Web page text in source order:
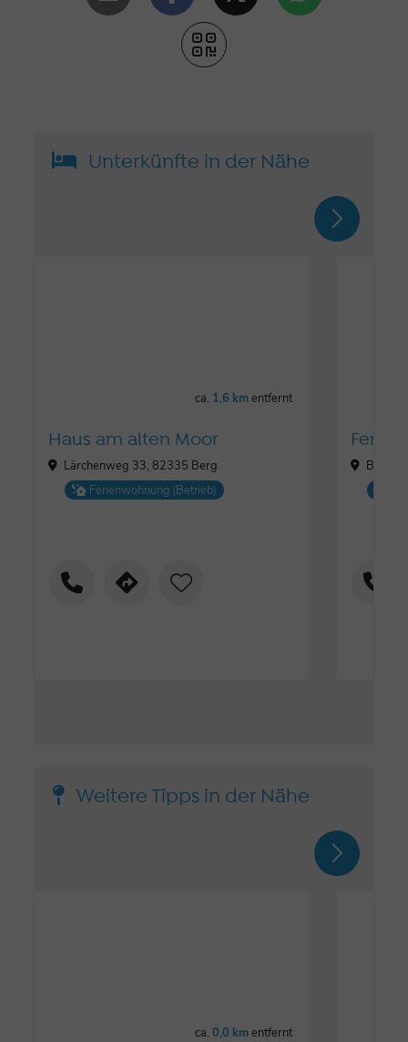
Unterkünfte in der Nähe
ca. 1,6 kmentfernt
Haus am alten Moor
Lärchenweg 33, 82335 Berg
Ferienwohnung (Betrieb)
Weitere Tipps in der Nähe
ca.0,0 kmentfernt